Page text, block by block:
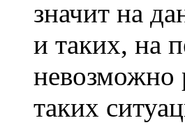
значит на
и таких, на
таких